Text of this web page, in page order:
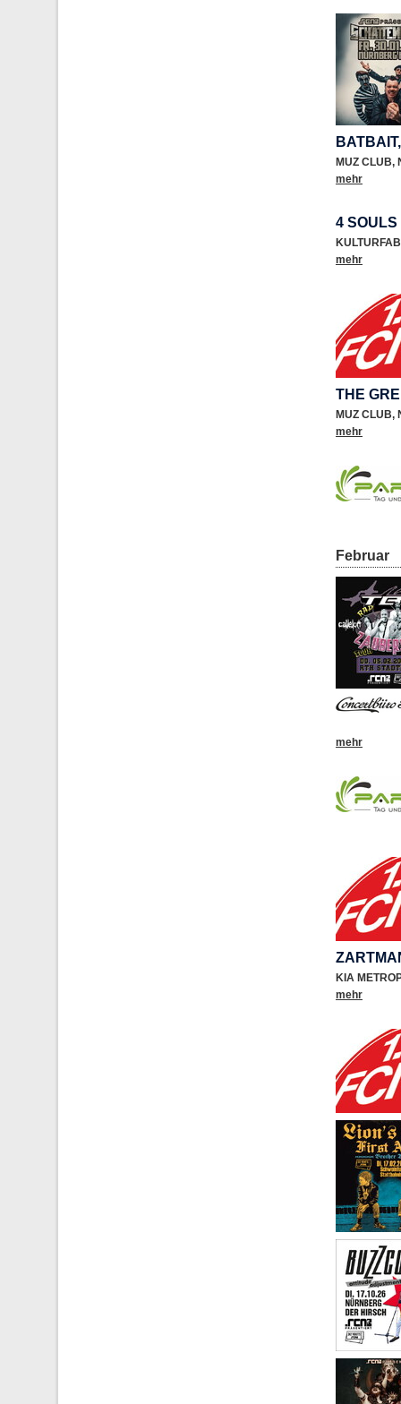
MUZ CLUB,
mehr
4 SOULS
mehr
THE
MUZ CLUB,
mehr
Februar
mehr
KIA
mehr